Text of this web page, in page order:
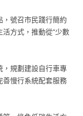
號召市民踐行簡約
方式，推動從“少數
，規劃建設自行車專
善慢行系統配套服務